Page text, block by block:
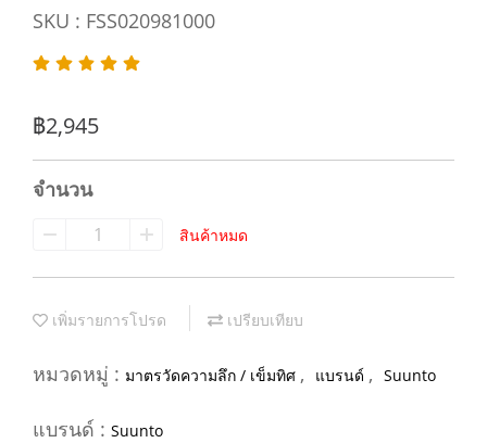
SKU : FSS020981000
฿2,945
จำนวน
สินค้าหมด
เพิ่มรายการโปรด เปรียบเทียบ
หมวดหมู่ : มาตรวัดความลึก / เข็มทิศ , แบรนด์ , Suunto
แบรนด์ : Suunto